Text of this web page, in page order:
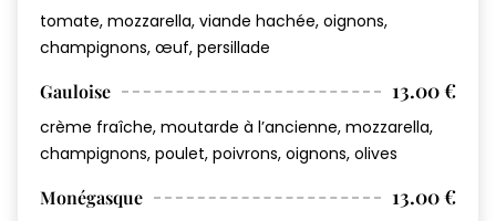
tomate, mozzarella, viande hachée, oignons,
champignons, œuf, persillade
Gauloise 13.00 €
crème fraîche, moutarde à l’ancienne, mozzarella,
champignons, poulet, poivrons, oignons, olives
Monégasque 13.00 €